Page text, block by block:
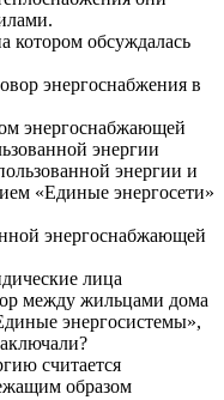
котором обсуждалась
энергоснабжения в
энергоснабжающей
энергии
энергии и
«Единые энергосети»
энергоснабжающей
лица
между жильцами дома
энергосистемы»,
считается
образом